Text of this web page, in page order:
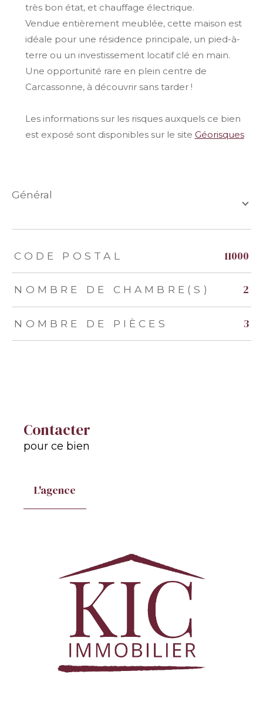
très bon état, et chauffage électrique.
Vendue entièrement meublée, cette maison est
idéale pour une résidence principale, un pied-à-
terre ou un investissement locatif clé en main.
Une opportunité rare en plein centre de
Carcassonne, à découvrir sans tarder !
Les informations sur les risques auxquels ce bien
est exposé sont disponibles sur le site Géorisques
général
TRAD_ZEPHYR_Caracteristique TRAD_ZEPHYR_Valeurs
CODE POSTAL 11000
NOMBRE DE CHAMBRE(S) 2
NOMBRE DE PIÈCES 3
Contacter
pour ce bien
L'agence